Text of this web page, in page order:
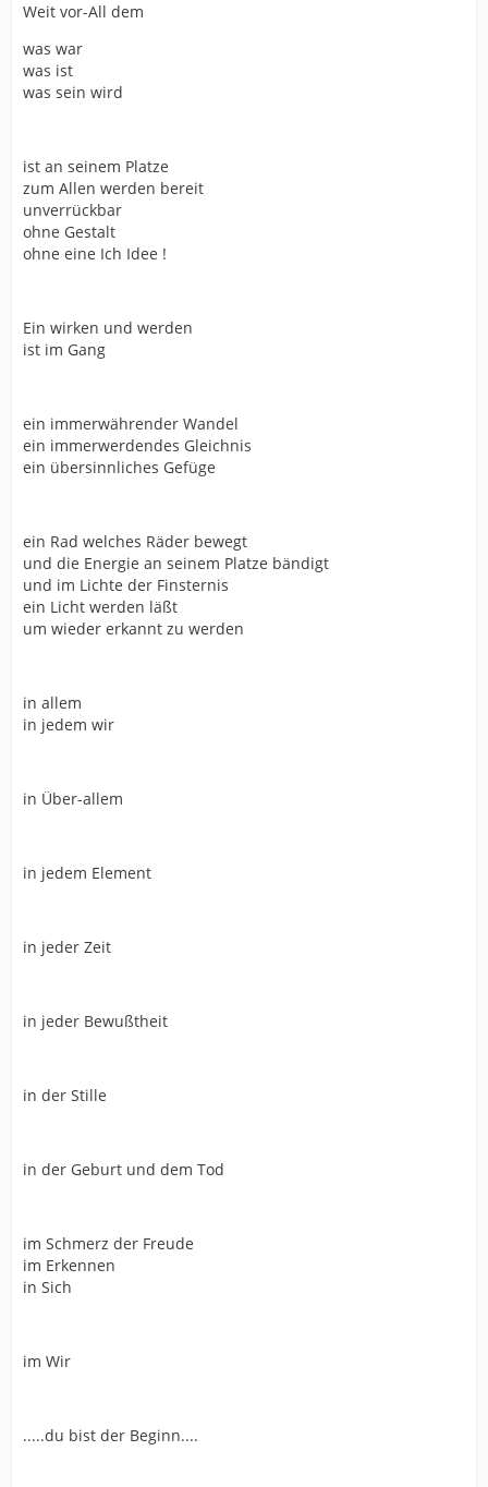
Weit vor-All dem
was war
was ist
was sein wird
ist an seinem Platze
zum Allen werden bereit
unverrückbar
ohne Gestalt
ohne eine Ich Idee !
Ein wirken und werden
ist im Gang
ein immerwährender Wandel
ein immerwerdendes Gleichnis
ein übersinnliches Gefüge
ein Rad welches Räder bewegt
und die Energie an seinem Platze bändigt
und im Lichte der Finsternis
ein Licht werden läßt
um wieder erkannt zu werden
in allem
in jedem wir
in Über-allem
in jedem Element
in jeder Zeit
in jeder Bewußtheit
in der Stille
in der Geburt und dem Tod
im Schmerz der Freude
im Erkennen
in Sich
im Wir
.....du bist der Beginn....